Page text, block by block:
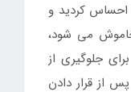
کردید و
در 2 دقیقه خاموش می شود،
جلوگیری از
از قرار دادن